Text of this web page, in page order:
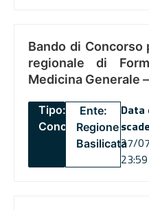
Bando di Concorso
regionale di
Medicina Generale
Tipo:
Concorsi
Ente:
Regione
Basilicata
Data
27/
23:59